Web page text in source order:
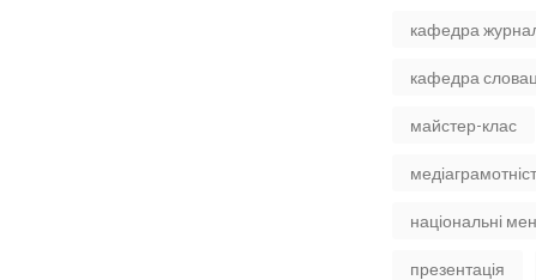
кафедра
кафедра
майстер-клас
національні
презентація